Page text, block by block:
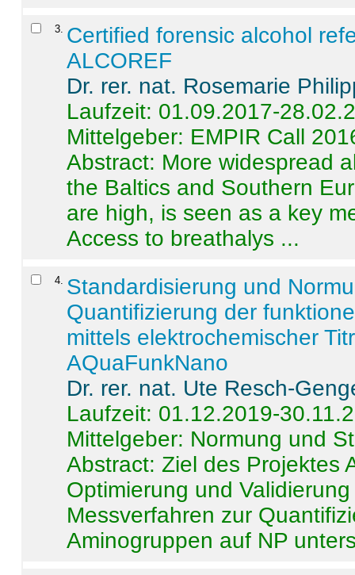
3 Certified forensic alcohol
ALCOREF
Dr. rer. nat. Rosemarie
Laufzeit: 01.09.2017-
Mittelgeber: EMPIR Call
Abstract: More widespread
the Baltics and Southern
are high, is seen as a key
Access to breathalys ...
4 Standardisierung und
Quantifizierung der
mittels elektrochemischer
AQuaFunkNano
Dr. rer. nat. Ute Resch-
Laufzeit: 01.12.2019-
Mittelgeber: Normung und
Abstract:Ziel des Projektes
Optimierung und
Messverfahren zur
Aminogruppen auf NP